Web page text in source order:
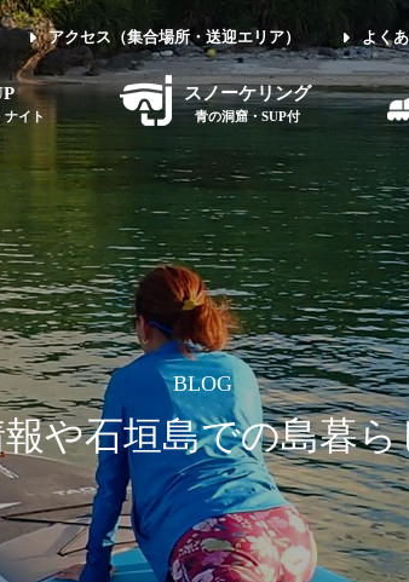
アクセス（集合場所・送迎エリア） よく
ナイト
スノーケリング
青の洞窟・SUP付
BLOG
や石垣島での島暮